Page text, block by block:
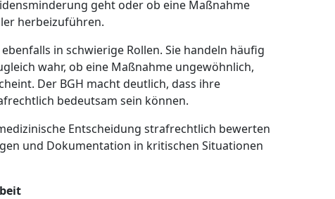
geht oder ob eine Maßnahme
herbeizuführen.
in schwierige Rollen. Sie handeln häufig
wahr, ob eine Maßnahme ungewöhnlich,
Der BGH macht deutlich, dass ihre
bedeutsam sein können.
Entscheidung strafrechtlich bewerten
und Dokumentation in kritischen Situationen